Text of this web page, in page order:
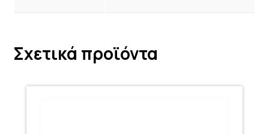
Σχετικά προϊόντα